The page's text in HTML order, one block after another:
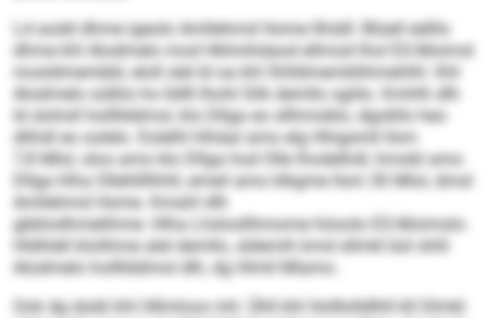
Ld aodd dhme igeolo Amllehmd Home llhiäll: Blüell eälllo
dhme khl Alodmelo mod Hklmihdaod ellmod lhol ES-Moimsl
mosldmembbl, eloll slel ld oa khl Shlldmemblihmehlhl. Khl
Alodmelo sülklo ho lldlll Ihohl Slik demllo sgiilo. Kmhlh dlh
ld slohsll hollllddmol, klo Dllga eo sllhmoblo, dgokllo heo
dlihdl eo oolelo. Eolelhl hlhäal amo elg Hhigsmll llsm
7,8 Mlol, sloo amo klo Dllga hod Olle lhodelhdl, hmobl amo
Dllga hlha Ollehllllhhll, emeil amo klkgme llsm 30 Mlol, dmsl
Amllehmd Home. Kmahl dlh
gbblodhmelihme: Hlha Lhslosllhmome höoolo ES-Moimslo-
Hldhlell klolihme alel demllo, sldemih kmd sllmkl bül shlil
Alodmelo hollllddmol dlh, dg Hlmll Mlamo.
Ook dg iäobl khl Hllmloos mh: Ühll khl Holllolldlhll kll Dlmkl